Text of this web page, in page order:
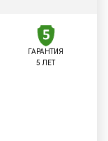
ГАРАНТИЯ
5 ЛЕТ